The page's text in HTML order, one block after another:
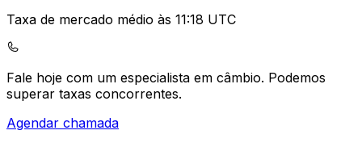
Taxa de mercado médio às 11:18 UTC
Fale hoje com um especialista em câmbio. Podemos
superar taxas concorrentes.
Agendar chamada